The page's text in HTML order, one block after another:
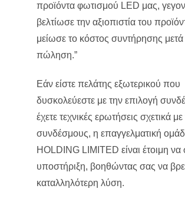
προϊόντα φωτισμού LED μας,
βελτίωσε την αξιοπιστία του
μείωσε το κόστος συντήρησης μετά
πώληση.”
Εάν είστε πελάτης εξωτερικού που
δυσκολεύεστε με την επιλογή
έχετε τεχνικές ερωτήσεις σχετικά
συνδέσμους, η επαγγελματική
HOLDING LIMITED είναι έτοιμη να
υποστήριξη, βοηθώντας σας να
καταλληλότερη λύση.